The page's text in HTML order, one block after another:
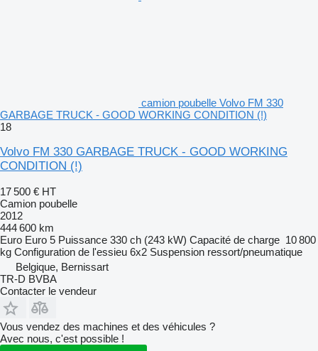
camion poubelle Volvo FM 330
GARBAGE TRUCK - GOOD WORKING CONDITION (!)
18
Volvo FM 330 GARBAGE TRUCK - GOOD WORKING
CONDITION (!)
17 500 € HT
Camion poubelle
2012
444 600 km
Euro Euro 5 Puissance 330 ch (243 kW) Capacité de charge 10 800
kg Configuration de l'essieu 6x2 Suspension ressort/pneumatique
Belgique, Bernissart
TR-D BVBA
Contacter le vendeur
Vous vendez des machines et des véhicules ?
Avec nous, c'est possible !